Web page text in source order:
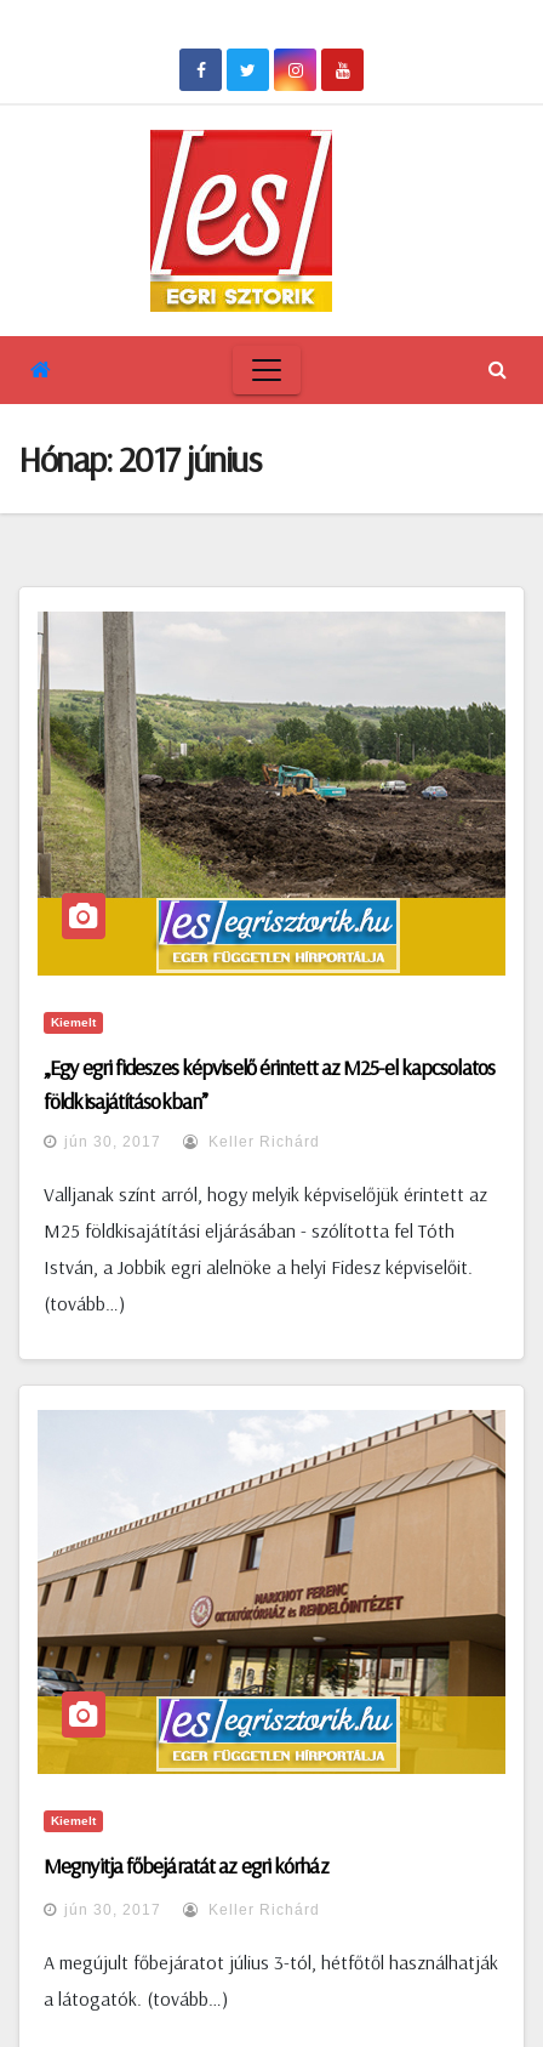
Hónap:2017 június
Kiemelt
„Egy egri fideszes képviselő érintett az M25-el kapcsolatos
földkisajátításokban”
jún 30, 2017 Keller Richárd
Valljanak színt arról, hogy melyik képviselőjük érintett az
M25 földkisajátítási eljárásában - szólította fel Tóth
István, a Jobbik egri alelnöke a helyi Fidesz képviselőit.
(tovább…)
Kiemelt
Megnyitja főbejáratát az egri kórház
jún 30, 2017 Keller Richárd
A megújult főbejáratot július 3-tól, hétfőtől használhatják
a látogatók. (tovább…)